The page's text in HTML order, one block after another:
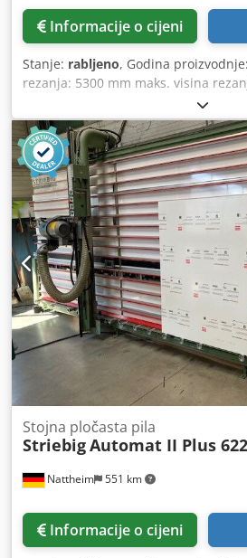
Informacije o cijeni
Stanje: rabljeno, Godina proizvodnje:
rezanja: 5300 mm maks. visina
lista pile: 300 mm maks. debljina
lista pile: 30 mm donja podloga:
materijala: plastične letvice,
Cedpey H E Utefx Apvjrf nagib
pile: ručno montaža: samostojeća
ekstrakcija blokada pilarske grede:
kg dimenzije: 6300 x 1300 x 2900
Lokacija skladišta: Nattheim
Nattheim 551 km
Stojna pločasta pila
StriebigAutomat II Plus
Informacije o cijeni